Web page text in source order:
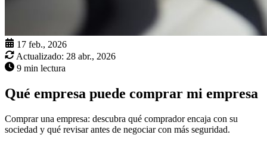
17 feb., 2026
Actualizado: 28 abr., 2026
9 min lectura
Qué empresa puede comprar mi empresa
Comprar una empresa: descubra qué comprador encaja con su
sociedad y qué revisar antes de negociar con más seguridad.